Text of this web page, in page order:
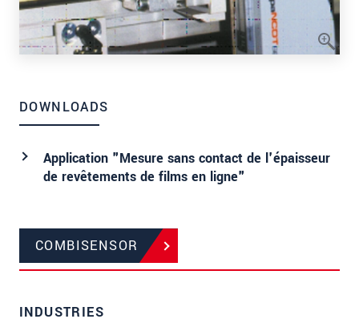
DOWNLOADS
Application "Mesure sans contact de l'épaisseur
de revêtements de films en ligne"
COMBISENSOR
INDUSTRIES